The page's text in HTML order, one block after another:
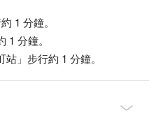
1 分鐘。
1 分鐘。
」步行約 1 分鐘。